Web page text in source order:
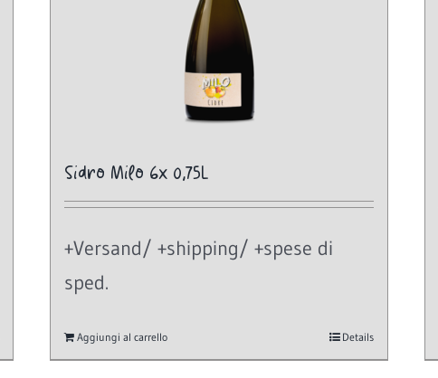
Sidro Milo 6x 0,75L
+Versand/ +shipping/ +spese di
sped.
Aggiungi al carrello Details